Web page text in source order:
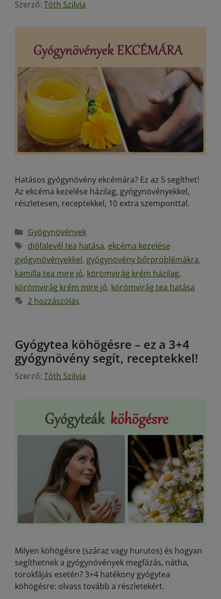
Szerző: Tóth Szilvia
Hatásos gyógynövény ekcémára? Ez az 5 segíthet!
Az ekcéma kezelése házilag, gyógynövényekkel,
részletesen, receptekkel, 10 extra szemponttal.
Gyógynövények
diófalevél tea hatása, ekcéma kezelése
gyógynövényekkel, gyógynövény bőrproblémákra,
kamilla tea mire jó, körömvirág krém házilag,
körömvirág krém mire jó, körömvirág tea hatása
2 hozzászólás
Gyógytea köhögésre – ez a 3+4
gyógynövény segít, receptekkel!
Szerző: Tóth Szilvia
Milyen köhögésre (száraz vagy hurutos) és hogyan
segíthetnek a gyógynövények megfázás, nátha,
torokfájás esetén? 3+4 hatékony gyógytea
köhögésre: olvass tovább a részletekért.